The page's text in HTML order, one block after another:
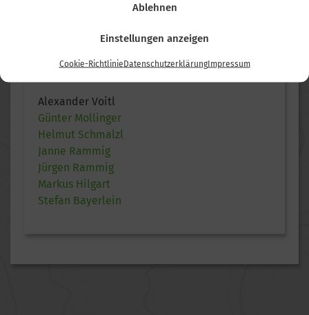
Ablehnen
Einstellungen anzeigen
Cookie-RichtlinieDatenschutzerklärungImpressum
TOURLEITER
Alexander Voitl
Günter Mollinger
Helmut Schmalzl
Janne Rammig
Jürgen Rammig
Markus Hilgart
Stefan Bayerlein